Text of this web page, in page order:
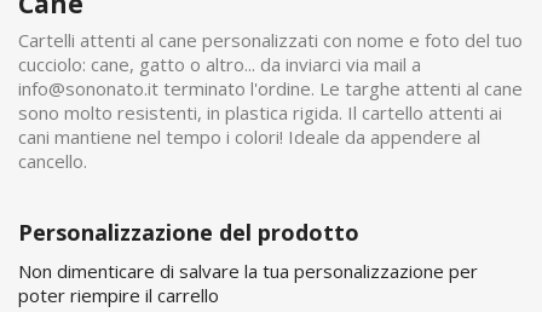
Cartelli attenti al cane personalizzati con nome e foto del tuo
cucciolo: cane, gatto o altro... da inviarci via mail a
info@sononato.it terminato l'ordine. Le targhe attenti al cane
sono molto resistenti, in plastica rigida. Il cartello attenti ai
cani mantiene nel tempo i colori! Ideale da appendere al
cancello.
Personalizzazione del prodotto
Non dimenticare di salvare la tua personalizzazione per
poter riempire il carrello